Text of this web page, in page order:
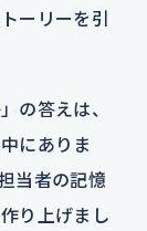
ーリーを引
の答えは、
にありま
当者の記憶
り上げまし